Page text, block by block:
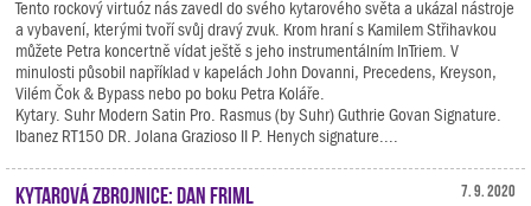
Tento rockový virtuóz nás zavedl do svého kytarového světa a ukázal nástroje
a vybavení, kterými tvoří svůj dravý zvuk. Krom hraní s Kamilem Střihavkou
můžete Petra koncertně vídat ještě s jeho instrumentálním InTriem. V
minulosti působil například v kapelách John Dovanni, Precedens, Kreyson,
Vilém Čok & Bypass nebo po boku Petra Koláře.
Kytary. Suhr Modern Satin Pro. Rasmus (by Suhr) Guthrie Govan Signature.
Ibanez RT150 DR. Jolana Grazioso II P. Henych signature....
7. 9. 2020
Kytarová zbrojnice: Dan Friml